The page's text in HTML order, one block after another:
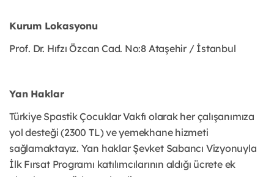
Kurum Lokasyonu
Prof. Dr. Hıfzı Özcan Cad. No:8 Ataşehir / İstanbul
Yan Haklar
Türkiye Spastik Çocuklar Vakfı olarak her çalışanımıza
yol desteği (2300 TL) ve yemekhane hizmeti
sağlamaktayız. Yan haklar Şevket Sabancı Vizyonuyla
İlk Fırsat Programı katılımcılarının aldığı ücrete ek